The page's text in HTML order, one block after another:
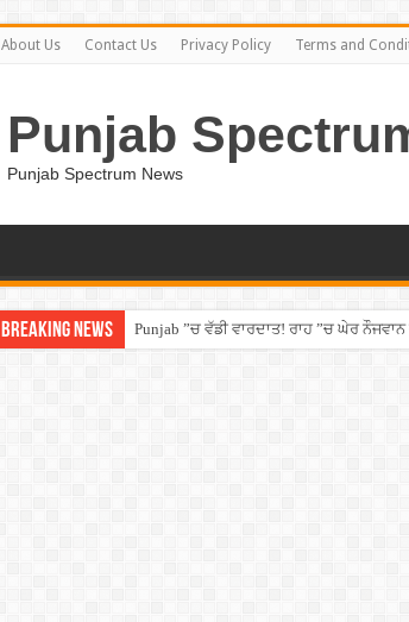
About Us Contact Us Privacy Policy Terms and
Punjab
Punjab Spectrum News
Breaking News Punjab ”ਚ ਵੱਡੀ ਵਾਰਦਾਤ! ਰਾਹ ”ਚ ਘੇਰ